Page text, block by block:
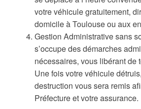
votre véhicule gratuitement,
domicile à Toulouse ou aux
Gestion Administrative sans
s’occupe des démarches
nécessaires, vous libérant de
Une fois votre véhicule
destruction vous sera remis
Préfecture et votre assurance.